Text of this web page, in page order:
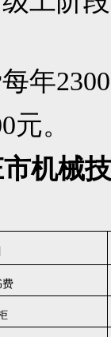
年
。
机械
费